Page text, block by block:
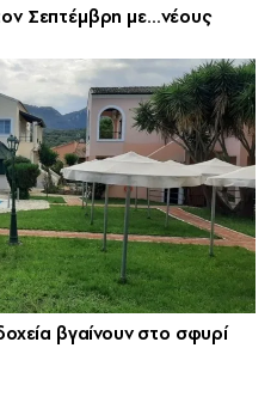
Σεπτέμβρη με…νέους
βγαίνουν στο σφυρί